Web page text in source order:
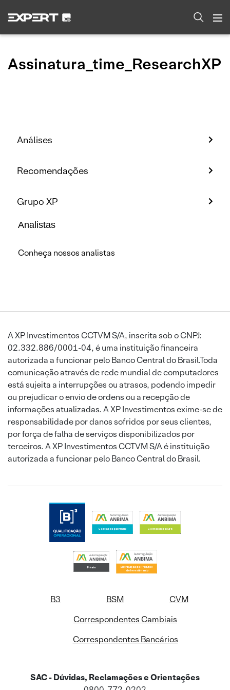
Assinatura_time_ResearchXP
Análises
Recomendações
Grupo XP
Analistas
Conheça nossos analistas
A XP Investimentos CCTVM S/A, inscrita sob o CNPJ:
02.332.886/0001-04, é uma instituição financeira
autorizada a funcionar pelo Banco Central do Brasil.Toda
comunicação através de rede mundial de computadores
está sujeita a interrupções ou atrasos, podendo impedir
ou prejudicar o envio de ordens ou a recepção de
informações atualizadas. A XP Investimentos exime-se de
responsabilidade por danos sofridos por seus clientes,
por força de falha de serviços disponibilizados por
terceiros. A XP Investimentos CCTVM S/A é instituição
autorizada a funcionar pelo Banco Central do Brasil.
B3 BSM
CVM
Correspondentes Cambiais
Correspondentes Bancários
SAC - Dúvidas, Reclamações e Orientações